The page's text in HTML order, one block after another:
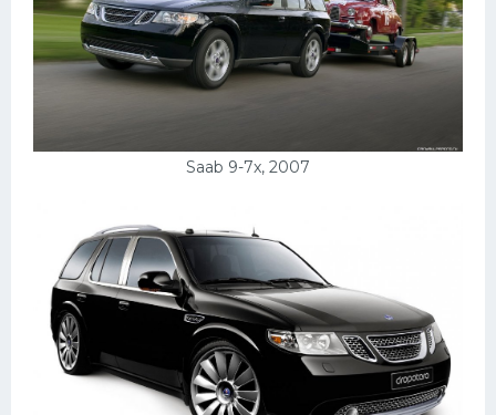
Saab 9-7x, 2007